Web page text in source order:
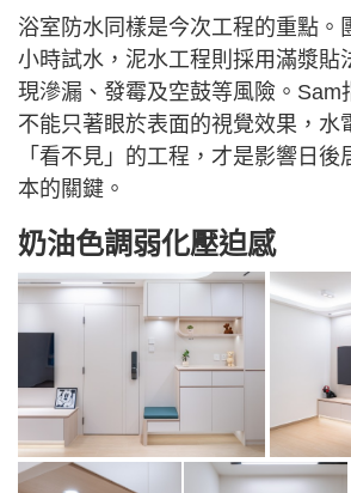
浴室防水同樣是今次工程的重點。
小時試水，泥水工程則採用滿漿貼
現滲漏、發霉及空鼓等風險。Sam
不能只著眼於表面的視覺效果，水
「看不見」的工程，才是影響日
本的關鍵。
奶油色調弱化壓迫感